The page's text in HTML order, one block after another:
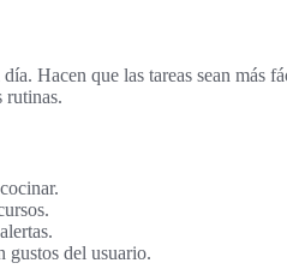
Hacen que las tareas sean más
rutinas.
gustos del usuario.